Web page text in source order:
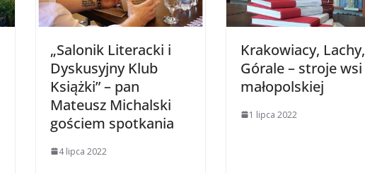
„Salonik Literacki i
Dyskusyjny Klub
Książki” – pan
Mateusz Michalski
gościem spotkania
4 lipca 2022
Krakowiacy, Lachy,
Górale – stroje wsi
małopolskiej
1 lipca 2022